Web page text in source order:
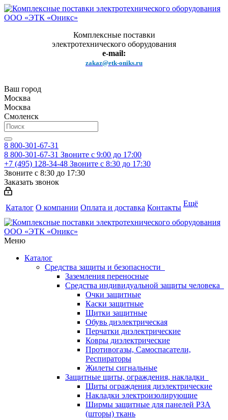
Комплексные поставки
электротехнического оборудования
e-mail:
zakaz@etk-oniks.ru
Ваш город
Москва
Москва
Смоленск
8 800-301-67-31
8 800-301-67-31 Звоните с 9:00 до 17:00
+7 (495) 128-34-48 Звоните с 8:30 до 17:30
Звоните с 8:30 до 17:30
Заказать звонок
Каталог О компании Оплата и доставка Контакты Ещё
Меню
Каталог
Средства защиты и безопасности
Заземления переносные
Средства индивидуальной защиты человека
Очки защитные
Каски защитные
Щитки защитные
Обувь диэлектрическая
Перчатки диэлектрические
Ковры диэлектрические
Противогазы, Самоспасатели,
Респираторы
Жилеты сигнальные
Защитные щиты, ограждения, накладки
Щиты ограждения диэлектрические
Накладки электроизолирующие
Ширмы защитные для панелей РЗА
(шторы) ткань